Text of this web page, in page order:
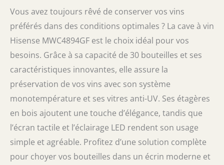
Vous avez toujours rêvé de conserver vos vins
préférés dans des conditions optimales ? La cave à vin
Hisense MWC4894GF est le choix idéal pour vos
besoins. Grâce à sa capacité de 30 bouteilles et ses
caractéristiques innovantes, elle assure la
préservation de vos vins avec son système
monotempérature et ses vitres anti-UV. Ses étagères
en bois ajoutent une touche d’élégance, tandis que
l’écran tactile et l’éclairage LED rendent son usage
simple et agréable. Profitez d’une solution complète
pour choyer vos bouteilles dans un écrin moderne et